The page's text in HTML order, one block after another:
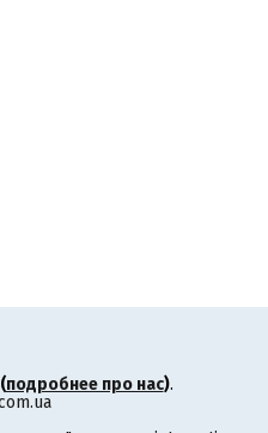
(подробнее про нас).